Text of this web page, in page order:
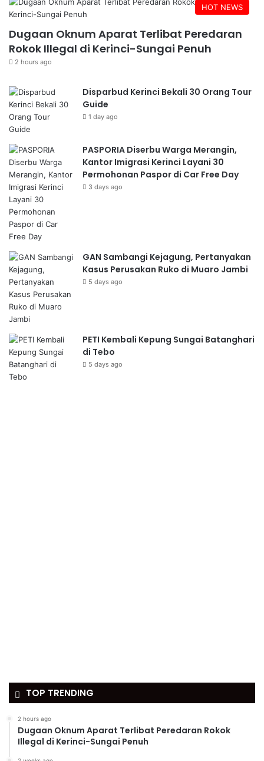
HOT NEWS
Dugaan Oknum Aparat Terlibat Peredaran
Rokok Illegal di Kerinci-Sungai Penuh
2 hours ago
Disparbud Kerinci Bekali 30 Orang Tour
Guide
1 day ago
PASPORIA Diserbu Warga Merangin,
Kantor Imigrasi Kerinci Layani 30
Permohonan Paspor di Car Free Day
3 days ago
GAN Sambangi Kejagung, Pertanyakan
Kasus Perusakan Ruko di Muaro Jambi
5 days ago
PETI Kembali Kepung Sungai Batanghari
di Tebo
5 days ago
TOP TRENDING
2 hours ago
Dugaan Oknum Aparat Terlibat Peredaran Rokok
Illegal di Kerinci-Sungai Penuh